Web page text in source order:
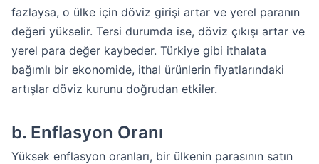
fazlaysa, o ülke için döviz girişi artar ve yerel paranın
değeri yükselir. Tersi durumda ise, döviz çıkışı artar ve
yerel para değer kaybeder. Türkiye gibi ithalata
bağımlı bir ekonomide, ithal ürünlerin fiyatlarındaki
artışlar döviz kurunu doğrudan etkiler.
b. Enflasyon Oranı
Yüksek enflasyon oranları, bir ülkenin parasının satın